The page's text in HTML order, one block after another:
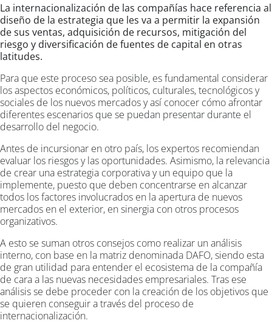
La internacionalización de las compañías hace referencia al
diseño de la estrategia que les va a permitir la expansión
de sus ventas, adquisición de recursos, mitigación del
riesgo y diversificación de fuentes de capital en otras
latitudes.
Para que este proceso sea posible, es fundamental considerar
los aspectos económicos, políticos, culturales, tecnológicos y
sociales de los nuevos mercados y así conocer cómo afrontar
diferentes escenarios que se puedan presentar durante el
desarrollo del negocio.
Antes de incursionar en otro país, los expertos recomiendan
evaluar los riesgos y las oportunidades. Asimismo, la relevancia
de crear una estrategia corporativa y un equipo que la
implemente, puesto que deben concentrarse en alcanzar
todos los factores involucrados en la apertura de nuevos
mercados en el exterior, en sinergia con otros procesos
organizativos.
A esto se suman otros consejos como realizar un análisis
interno, con base en la matriz denominada DAFO, siendo esta
de gran utilidad para entender el ecosistema de la compañía
de cara a las nuevas necesidades empresariales. Tras ese
análisis se debe proceder con la creación de los objetivos que
se quieren conseguir a través del proceso de
internacionalización.